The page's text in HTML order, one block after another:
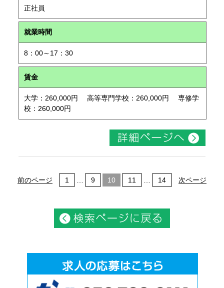
正社員
就業時間
8：00～17：30
賃金
大学：260,000円 高等専門学校：260,000円 専修学
校：260,000円
前のページ 1 9 10 11 14 次ページ